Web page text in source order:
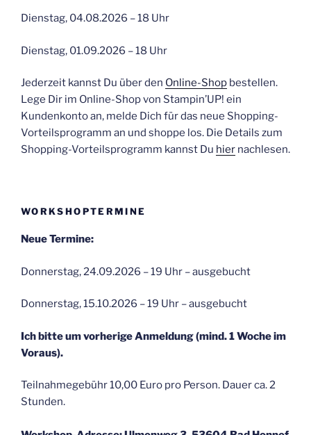
Dienstag, 04.08.2026 – 18 Uhr
Dienstag, 01.09.2026 – 18 Uhr
Jederzeit kannst Du über den Online-Shop bestellen.
Lege Dir im Online-Shop von Stampin’UP! ein
Kundenkonto an, melde Dich für das neue Shopping-
Vorteilsprogramm an und shoppe los. Die Details zum
Shopping-Vorteilsprogramm kannst Du hier nachlesen.
WORKSHOPTERMINE
Neue Termine:
Donnerstag, 24.09.2026 – 19 Uhr – ausgebucht
Donnerstag, 15.10.2026 – 19 Uhr – ausgebucht
Ich bitte um vorherige Anmeldung (mind. 1 Woche im
Voraus).
Teilnahmegebühr 10,00 Euro pro Person. Dauer ca. 2
Stunden.